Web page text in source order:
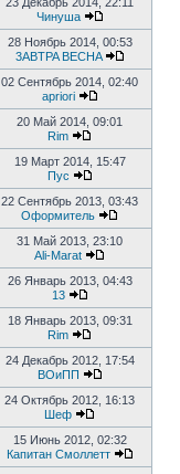
сообщению
Чинуша
Перейти
к
последнему
сообщению
28 Ноябрь 2014, 00:53
3ABTPA BECHA
Перейти
к
02 Сентябрь 2014, 02:40
apriori
Перейти
к
сообщению
20 Май 2014, 09:01
Rim
Перейти
сообщению
19 Март 2014, 15:47
Пус
Перейти
к
последнему
сообщению
22 Сентябрь 2013, 03:43
Оформитель
Перейти
к
31 Май 2013, 23:10
Ali-Marat
Перейти
к
сообщению
26 Январь 2013, 04:43
13
Перейти
к
последнему
сообщению
18 Январь 2013, 09:31
Rim
Перейти
к
последнему
сообщению
24 Декабрь 2012, 17:54
ВОиПП
Перейти
к
сообщению
24 Октябрь 2012, 16:13
Шеф
Перейти
к
последнему
сообщению
15 Июнь 2012, 02:32
Капитан Смоллетт
Перейти